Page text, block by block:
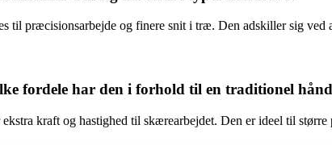
til præcisionsarbejde og finere snit i træ. Den adskiller sig
fordele har den i forhold til en traditionel
kraft og hastighed til skærearbejdet. Den er ideel til